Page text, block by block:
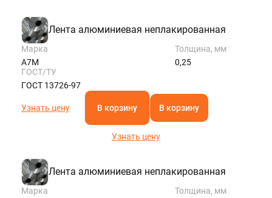
Лента алюминиевая неплакированная
Марка
А7М
Толщина, мм
0,25
ГОСТ/ТУ
ГОСТ 13726-97
Узнать цену В корзину В корзину
Узнать цену
Лента алюминиевая неплакированная
Марка
Толщина, мм